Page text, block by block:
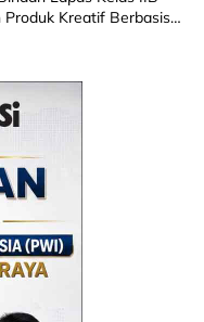
Produk Kreatif Berbasis